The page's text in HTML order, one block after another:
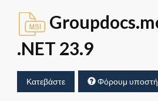
.NET 23.9
Κατεβάστε Φόρουμ